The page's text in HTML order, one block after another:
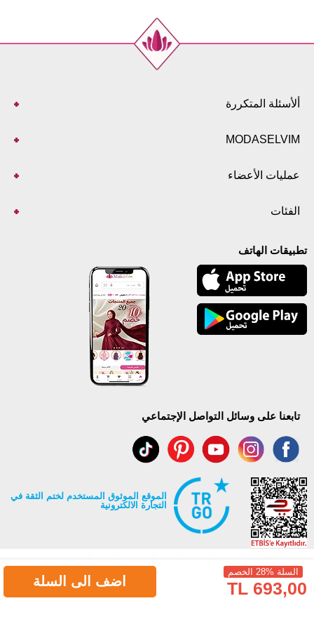
السلة %28 الخصم
693,00 TL اضف الى السلة
ألأسئلة المتكررة
MODASELVIM
عمليات الأعضاء
الفئات
تطبيقات الهاتف
تابعنا على وسائل التواصل الإجتماعي
الموقع الموثوق المستخدم لختم الثقة في
التجارة الالكترونية
جميع حقوق Modaselvim محفوظة ©2026